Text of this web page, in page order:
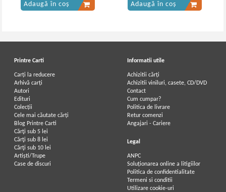
Adaugă în coș Adaugă în coș
Printre Carti
Carți la reducere
Arhivă carți
Autori
Edituri
Colecții
Cele mai căutate cărți
Blog Printre Carti
Cărţi sub 5 lei
Cărţi sub 8 lei
Cărţi sub 10 lei
Artiști/Trupe
Case de discuri
Informatii utile
Achizitii cărți
Achizitii viniluri, casete, CD/DVD
Contact
Cum cumpar?
Politica de livrare
Retur comenzi
Angajari - Cariere
Legal
ANPC
Soluționarea online a litigiilor
Politica de confidentialitate
Termeni si conditii
Utilizare cookie-uri